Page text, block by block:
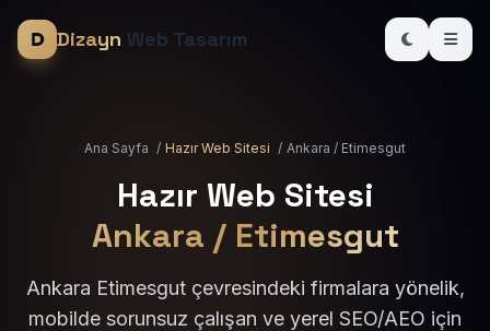
Dizayn Web Tasarım
Ana Sayfa / Hazır Web Sitesi / Ankara / Etimesgut
Hazır Web Sitesi
Ankara / Etimesgut
Ankara Etimesgut çevresindeki firmalara yönelik,
mobilde sorunsuz çalışan ve yerel SEO/AEO için